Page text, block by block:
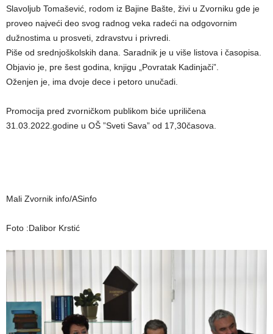
Slavoljub Tomašević, rodom iz Bajine Bašte, živi u Zvorniku gde je
proveo najveći deo svog radnog veka radeći na odgovornim
dužnostima u prosveti, zdravstvu i privredi.
Piše od srednjoškolskih dana. Saradnik je u više listova i časopisa.
Objavio je, pre šest godina, knjigu „Povratak Kadinjači”.
Oženjen je, ima dvoje dece i petoro unučadi.
Promocija pred zvorničkom publikom biće upriličena
31.03.2022.godine u OŠ ”Sveti Sava” od 17,30časova.
Mali Zvornik info/ASinfo
Foto :Dalibor Krstić